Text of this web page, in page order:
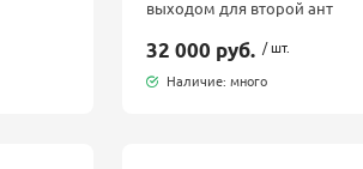
выходом для второй ант
32 000 руб. / шт.
Наличие: много